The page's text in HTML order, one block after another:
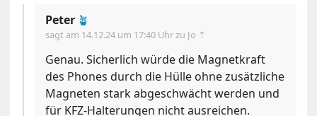
Peter 🪴
sagt am 14.12.24 um 17:40 Uhrzu Jo ⇡
Genau. Sicherlich würde die Magnetkraft
des Phones durch die Hülle ohne zusätzliche
Magneten stark abgeschwächt werden und
für KFZ-Halterungen nicht ausreichen.